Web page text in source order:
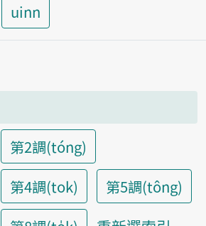
uinn
第2調(tóng)
第4調(tok)
第5調(tông)